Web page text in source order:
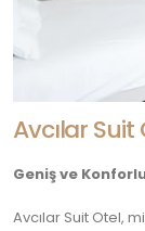
Avcılar
Geniş ve
Avcılar Suit Otel,